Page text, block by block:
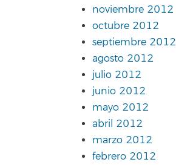
noviembre 2012
octubre 2012
septiembre 2012
agosto 2012
julio 2012
junio 2012
mayo 2012
abril 2012
marzo 2012
febrero 2012